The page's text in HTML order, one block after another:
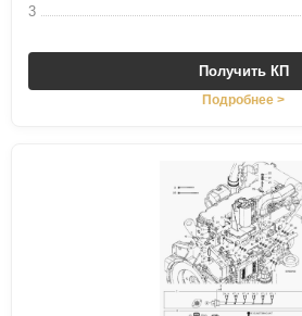
3
Получить КП
Подробнее >